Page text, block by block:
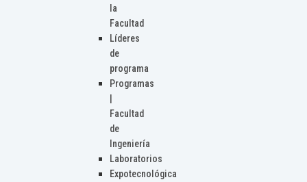
la
Facultad
Líderes
de
programa
Programas
Facultad
de
Ingeniería
Laboratorios
Expotecnológica